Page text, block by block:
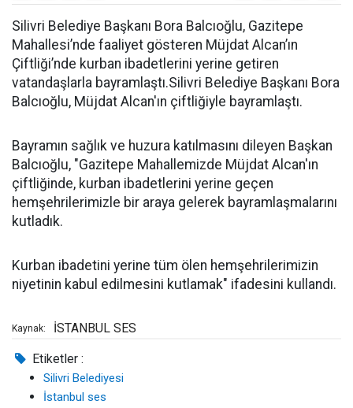
Silivri Belediye Başkanı Bora Balcıoğlu, Gazitepe
Mahallesi’nde faaliyet gösteren Müjdat Alcan’ın
Çiftliği’nde kurban ibadetlerini yerine getiren
vatandaşlarla bayramlaştı.Silivri Belediye Başkanı Bora
Balcıoğlu, Müjdat Alcan'ın çiftliğiyle bayramlaştı.
Bayramın sağlık ve huzura katılmasını dileyen Başkan
Balcıoğlu, "Gazitepe Mahallemizde Müjdat Alcan'ın
çiftliğinde, kurban ibadetlerini yerine geçen
hemşehrilerimizle bir araya gelerek bayramlaşmalarını
kutladık.
Kurban ibadetini yerine tüm ölen hemşehrilerimizin
niyetinin kabul edilmesini kutlamak" ifadesini kullandı.
Kaynak: İSTANBUL SES
Etiketler :
Silivri Belediyesi
İstanbul ses